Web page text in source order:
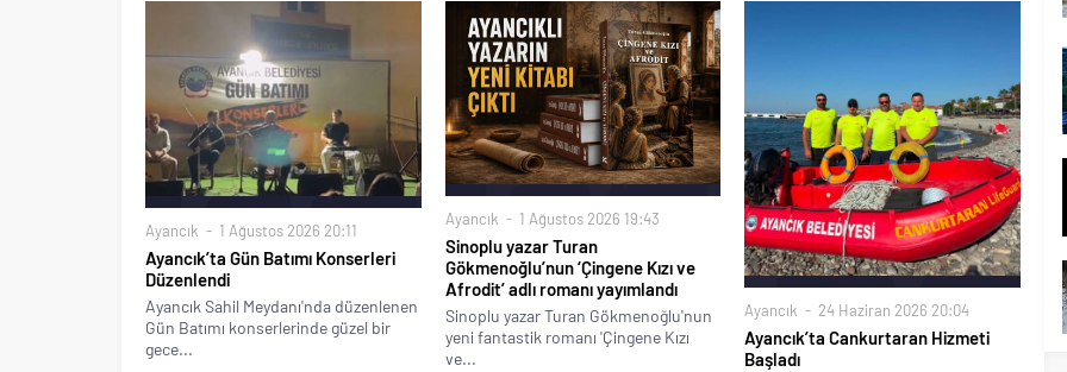
Ayancık 1 Ağustos 2026 20:11
Ayancık’ta Gün Batımı Konserleri
Düzenlendi
Ayancık Sahil Meydanı'nda düzenlenen
Gün Batımı konserlerinde güzel bir
gece...
Ayancık 1 Ağustos 2026 19:43
Sinoplu yazar Turan
Gökmenoğlu’nun ‘Çingene Kızı ve
Afrodit’ adlı romanı yayımlandı
Sinoplu yazar Turan Gökmenoğlu'nun
yeni fantastik romanı 'Çingene Kızı
ve...
Ayancık 24 Haziran 2026 20:04
Ayancık’ta Cankurtaran Hizmeti
Başladı